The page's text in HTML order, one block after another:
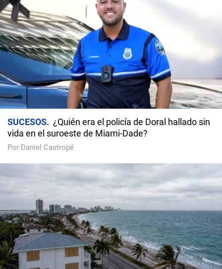
SUCESOS
¿Quién era el policía de Doral hallado sin
vida en el suroeste de Miami-Dade?
Por Daniel Castropé